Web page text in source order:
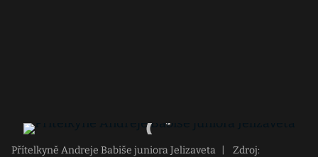
Přítelkyně Andreje Babiše juniora Jelizaveta
Zdroj: